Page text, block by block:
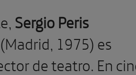
Sergio Peris
(Madrid, 1975) es
de teatro. En